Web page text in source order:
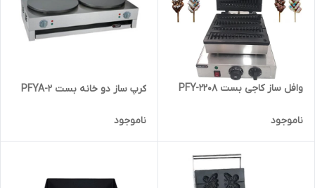
وافل ساز کاجی بست PFY-2208
ناموجود
کرپ ساز دو خانه بست PFYA-2
ناموجود